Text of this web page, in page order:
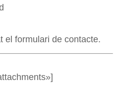
el formulari de contacte.